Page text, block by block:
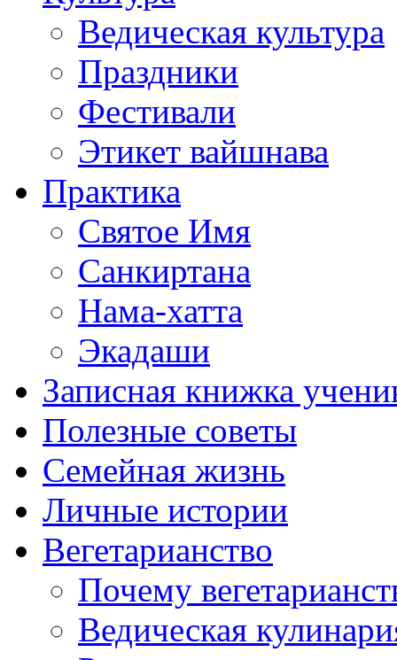
Ведическая культура
Праздники
Фестивали
Этикет вайшнава
Практика
Святое Имя
Санкиртана
Нама-хатта
Экадаши
Записная книжка
Полезные советы
Семейная жизнь
Личные истории
Вегетарианство
Почему
Ведическая